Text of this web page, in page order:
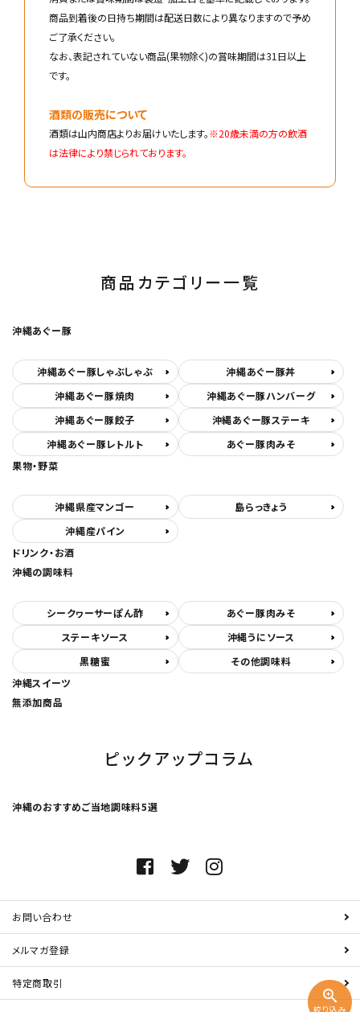
zoom_in
絞り込み
商品到着後の日持ち期間は配送日数により異なりますので予め
ご了承ください。
なお、表記されていない商品(果物除く)の賞味期間は31日以上
です。
酒類の販売について
酒類は山内商店よりお届けいたします。※20歳未満の方の飲酒
は法律により禁じられております。
商品カテゴリー一覧
沖縄あぐー豚
沖縄あぐー豚しゃぶしゃぶ
沖縄あぐー豚丼
沖縄あぐー豚焼肉
沖縄あぐー豚ハンバーグ
沖縄あぐー豚餃子
沖縄あぐー豚ステーキ
沖縄あぐー豚レトルト
あぐー豚肉みそ
果物・野菜
沖縄県産マンゴー
島らっきょう
沖縄産パイン
ドリンク・お酒
沖縄の調味料
シークヮーサーぽん酢
あぐー豚肉みそ
ステーキソース
沖縄うにソース
黒糖蜜
その他調味料
沖縄スイーツ
無添加商品
ピックアップコラム
沖縄のおすすめご当地調味料5選
お問い合わせ
メルマガ登録
特定商取引